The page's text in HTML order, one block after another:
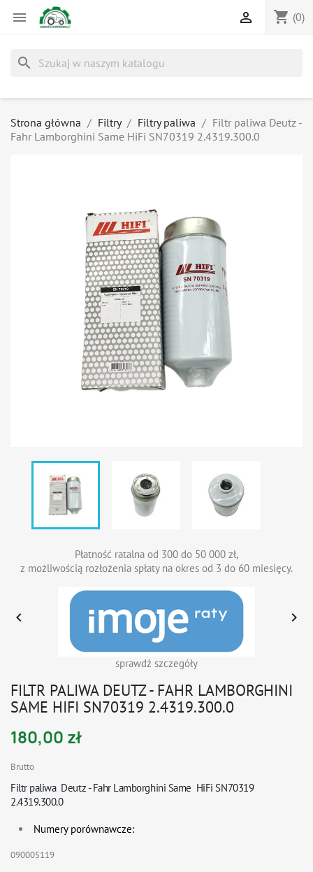
 shopping_cart (0)

search
Strona główna Filtry Filtry paliwa
Filtr paliwa Deutz -
Fahr Lamborghini Same HiFi SN70319 2.4319.300.0
Płatność ratalna od 300 do 50 000 zł,
z możliwością rozłożenia spłaty na okres od 3 do 60 miesięcy.
sprawdź szczegóły
 
FILTR PALIWA DEUTZ - FAHR LAMBORGHINI
SAME HIFI SN70319 2.4319.300.0
180,00 zł
Brutto
Filtr paliwa Deutz - Fahr Lamborghini Same HiFi SN70319
2.4319.300.0
Numery porównawcze:
090005119